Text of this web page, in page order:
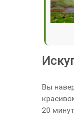
Вы
20